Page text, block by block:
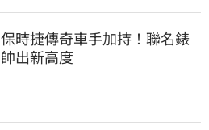
保時捷傳奇車手加持！聯名錶
帥出新高度